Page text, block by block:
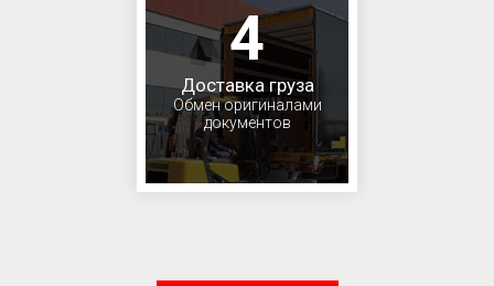
4
Доставка груза
Обмен оригиналами
документов